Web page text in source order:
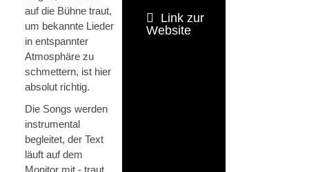
auf die Bühne traut,
um bekannte Lieder
in entspannter
Atmosphäre zu
schmettern, ist hier
absolut richtig.
Die Songs werden
instrumental
begleitet, der Text
läuft auf dem
Monitor mit - traut
Link zur
Website